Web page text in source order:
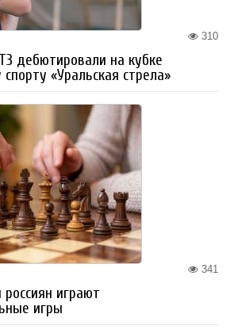
310
дебютировали на кубке
«Уральская стрела»
341
играют
игры